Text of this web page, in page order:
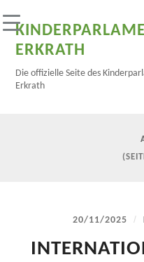
ERKRATH
Die offizielle Seite des
Erkrath
20/11/2025 /